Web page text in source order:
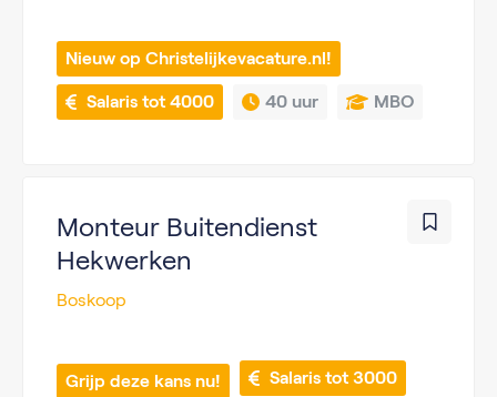
Nieuw op Christelijkevacature.nl!
Salaris tot 4000 40 uur MBO
Monteur Buitendienst
Hekwerken
Boskoop
Grijp deze kans nu! Salaris tot 3000